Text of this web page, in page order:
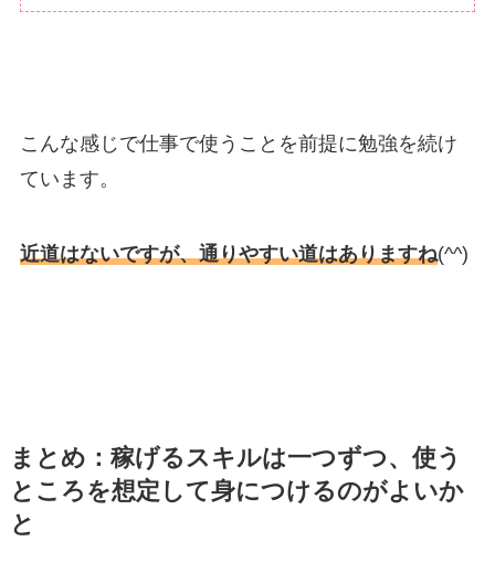
こんな感じで仕事で使うことを前提に勉強を続け
ています。
近道はないですが、通りやすい道はありますね(^^)
まとめ：稼げるスキルは一つずつ、使う
ところを想定して身につけるのがよいか
と